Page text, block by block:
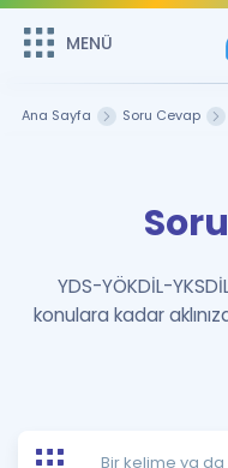
MENÜ
Remzi Hoca ile seni
MENÜ
Çalışma Paketleri
Kitaplar ve
Ücretsiz
Blog
Ana Sayfa Soru Cevap
YDS-YÖKDİL-
konulara kadar